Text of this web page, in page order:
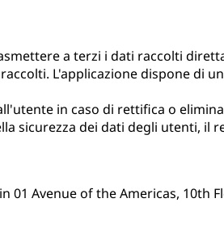
a terzi i dati raccolti
L'applicazione dispone di
in caso di rettifica o
sicurezza dei dati degli utenti,
Avenue of the Americas, 10th